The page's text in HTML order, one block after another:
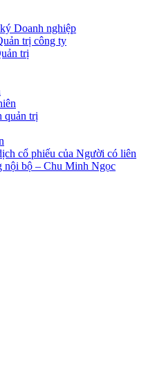
Doanh nghiệp
trị công ty
trị
quản trị
cổ phiếu của Người có liên
nội bộ – Chu Minh Ngọc